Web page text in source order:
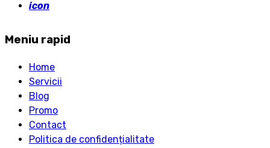
icon
Meniu rapid
Home
Servicii
Blog
Promo
Contact
Politica de confidențialitate